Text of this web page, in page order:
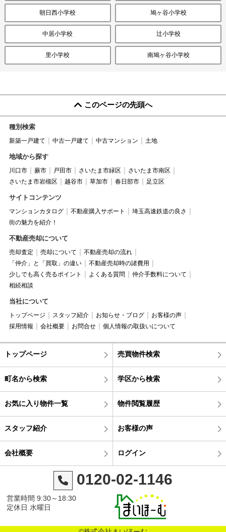
朝日西小学校 鳩ヶ谷小学校
中居小学校 辻小学校
里小学校 南鳩ヶ谷小学校
このページの先頭へ
種別検索
新築一戸建て 中古一戸建て 中古マンション 土地
地域から探す
川口市 蕨市 戸田市 さいたま市緑区
さいたま市南区
さいたま市岩槻区
越谷市 草加市 春日部市 足立区
サイトコンテンツ
マンションカタログ 不動産購入サポート
埼玉高速鉄道の良さ
街の魅力を紹介！
不動産売却について
売却査定 売却について
不動産売却の流れ
「仲介」と「買取」の違い
不動産売却時の諸費用
少しでも高く売るポイント
よくある質問
仲介手数料について
相続相談
当社について
トップページ スタッフ紹介 お知らせ・ブログ
お客様の声
採用情報
会社概要 お問合せ 個人情報の取扱いについて
トップページ 売買物件検索
町名から検索 学区から検索
お気に入り物件一覧 物件閲覧履歴
スタッフ紹介 お客様の声
会社概要 ログイン
0120-02-1146
営業時間 9:30～18:30
定休日 水曜日